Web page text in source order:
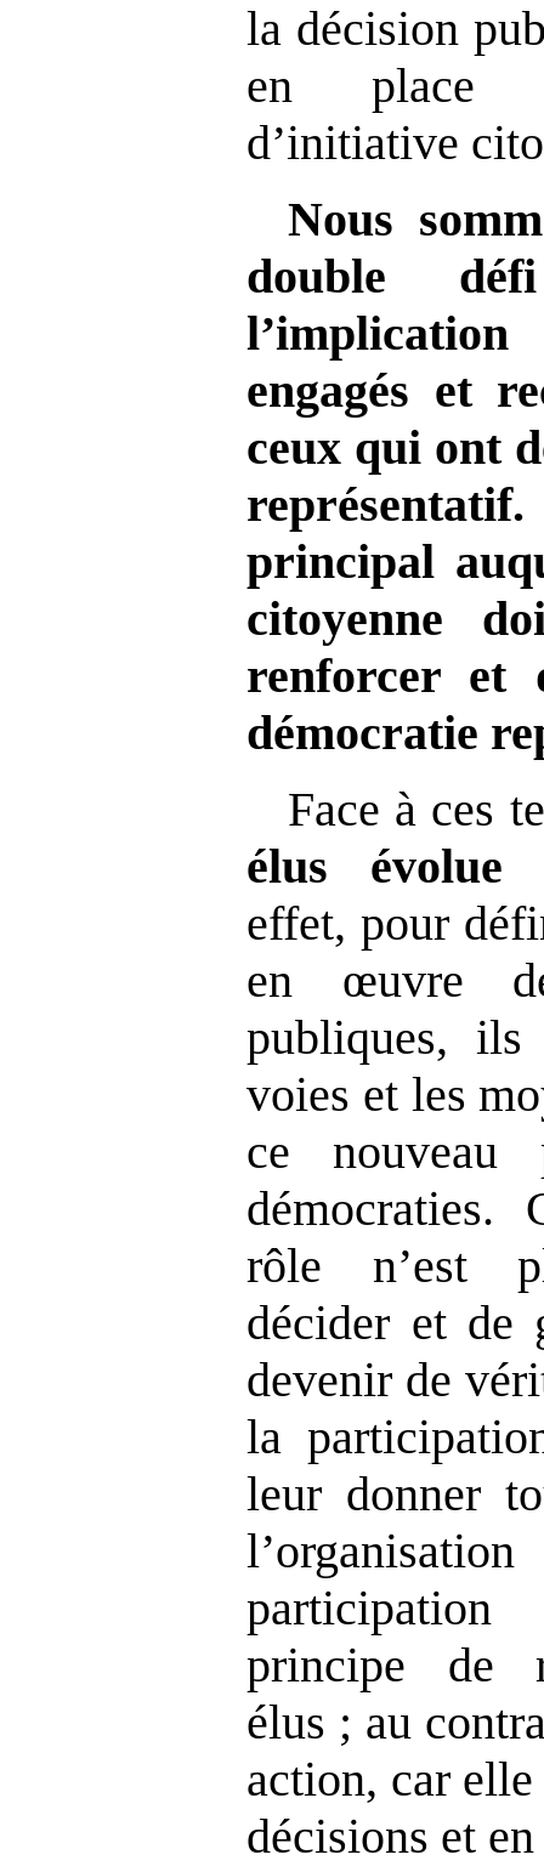
la décision
en place
d’initiative
Nous
double défi
engagés et
ceux qui ont
principal
citoyenne
renforcer et
démocratie
Face à ces
élus évolue
effet, pour
en œuvre
publiques,
voies et les
ce nouveau
démocraties.
rôle n’est
décider et de
devenir de
la
leur donner
principe de
élus ; au
action, car
décisions et